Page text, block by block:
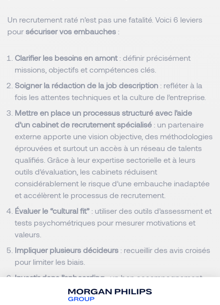
Un recrutement raté n’est pas une fatalité. Voici 6 leviers
pour sécuriser vos embauches :
Clarifier les besoins en amont: définir précisément
missions, objectifs et compétences clés.
Soigner la rédaction de la job description : refléter à la
fois les attentes techniques et la culture de l’entreprise.
Mettre en place un processus structuré avec l’aide
d’un cabinet de recrutement spécialisé : un partenaire
externe apporte une vision objective, des méthodologies
éprouvées et surtout un accès à un réseau de talents
qualifiés. Grâce à leur expertise sectorielle et à leurs
outils d’évaluation, les cabinets réduisent
considérablement le risque d’une embauche inadaptée
et accélèrent le processus de recrutement.
Évaluer le “cultural fit” : utiliser des outils d’assessment et
tests psychométriques pour mesurer motivations et
valeurs.
Impliquer plusieurs décideurs : recueillir des avis croisés
pour limiter les biais.
Investir dans l’onboarding: un bon accompagnement
maximise les chances de réussite sur les premiers mois.